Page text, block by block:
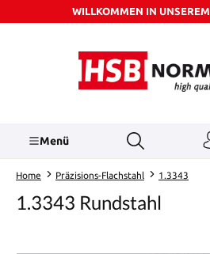
Zum Hauptinhalt springen
WILLKOMMEN IN
Menü
Home Präzisions-Flachstahl 1.3343
1.3343 Rundstahl